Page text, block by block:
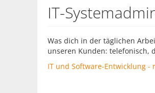
IT-
Was dich in der täglichen
unseren Kunden: telefonisch,
IT und Software-Entwicklung